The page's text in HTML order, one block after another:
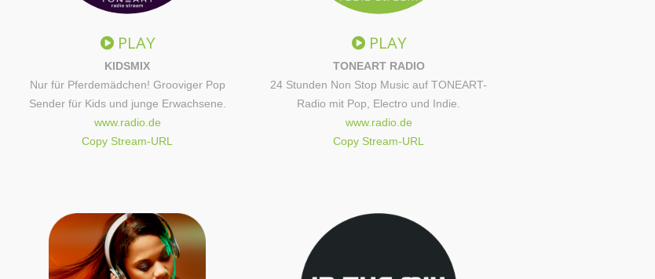
PLAY
KIDSMIX
Nur für Pferdemädchen! Grooviger Pop
Sender für Kids und junge Erwachsene.
www.radio.de
Copy Stream-URL
PLAY
TONEART RADIO
24 Stunden Non Stop Music auf TONEART-
Radio mit Pop, Electro und Indie.
www.radio.de
Copy Stream-URL